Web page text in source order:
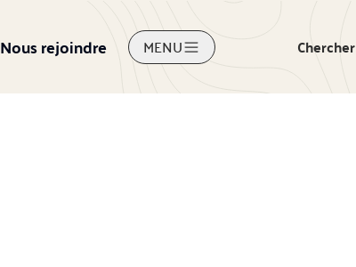
Nous rejoindre MENU Chercher